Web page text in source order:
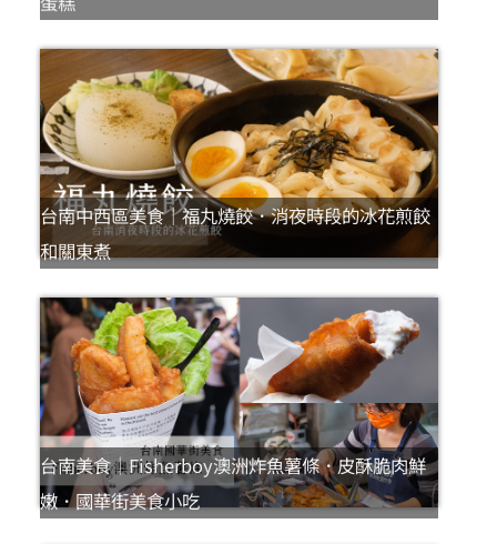
台南中西區美食｜福丸燒餃．消夜時段的冰花煎餃
和關東煮
台南美食｜Fisherboy澳洲炸魚薯條．皮酥脆肉鮮
嫩．國華街美食小吃